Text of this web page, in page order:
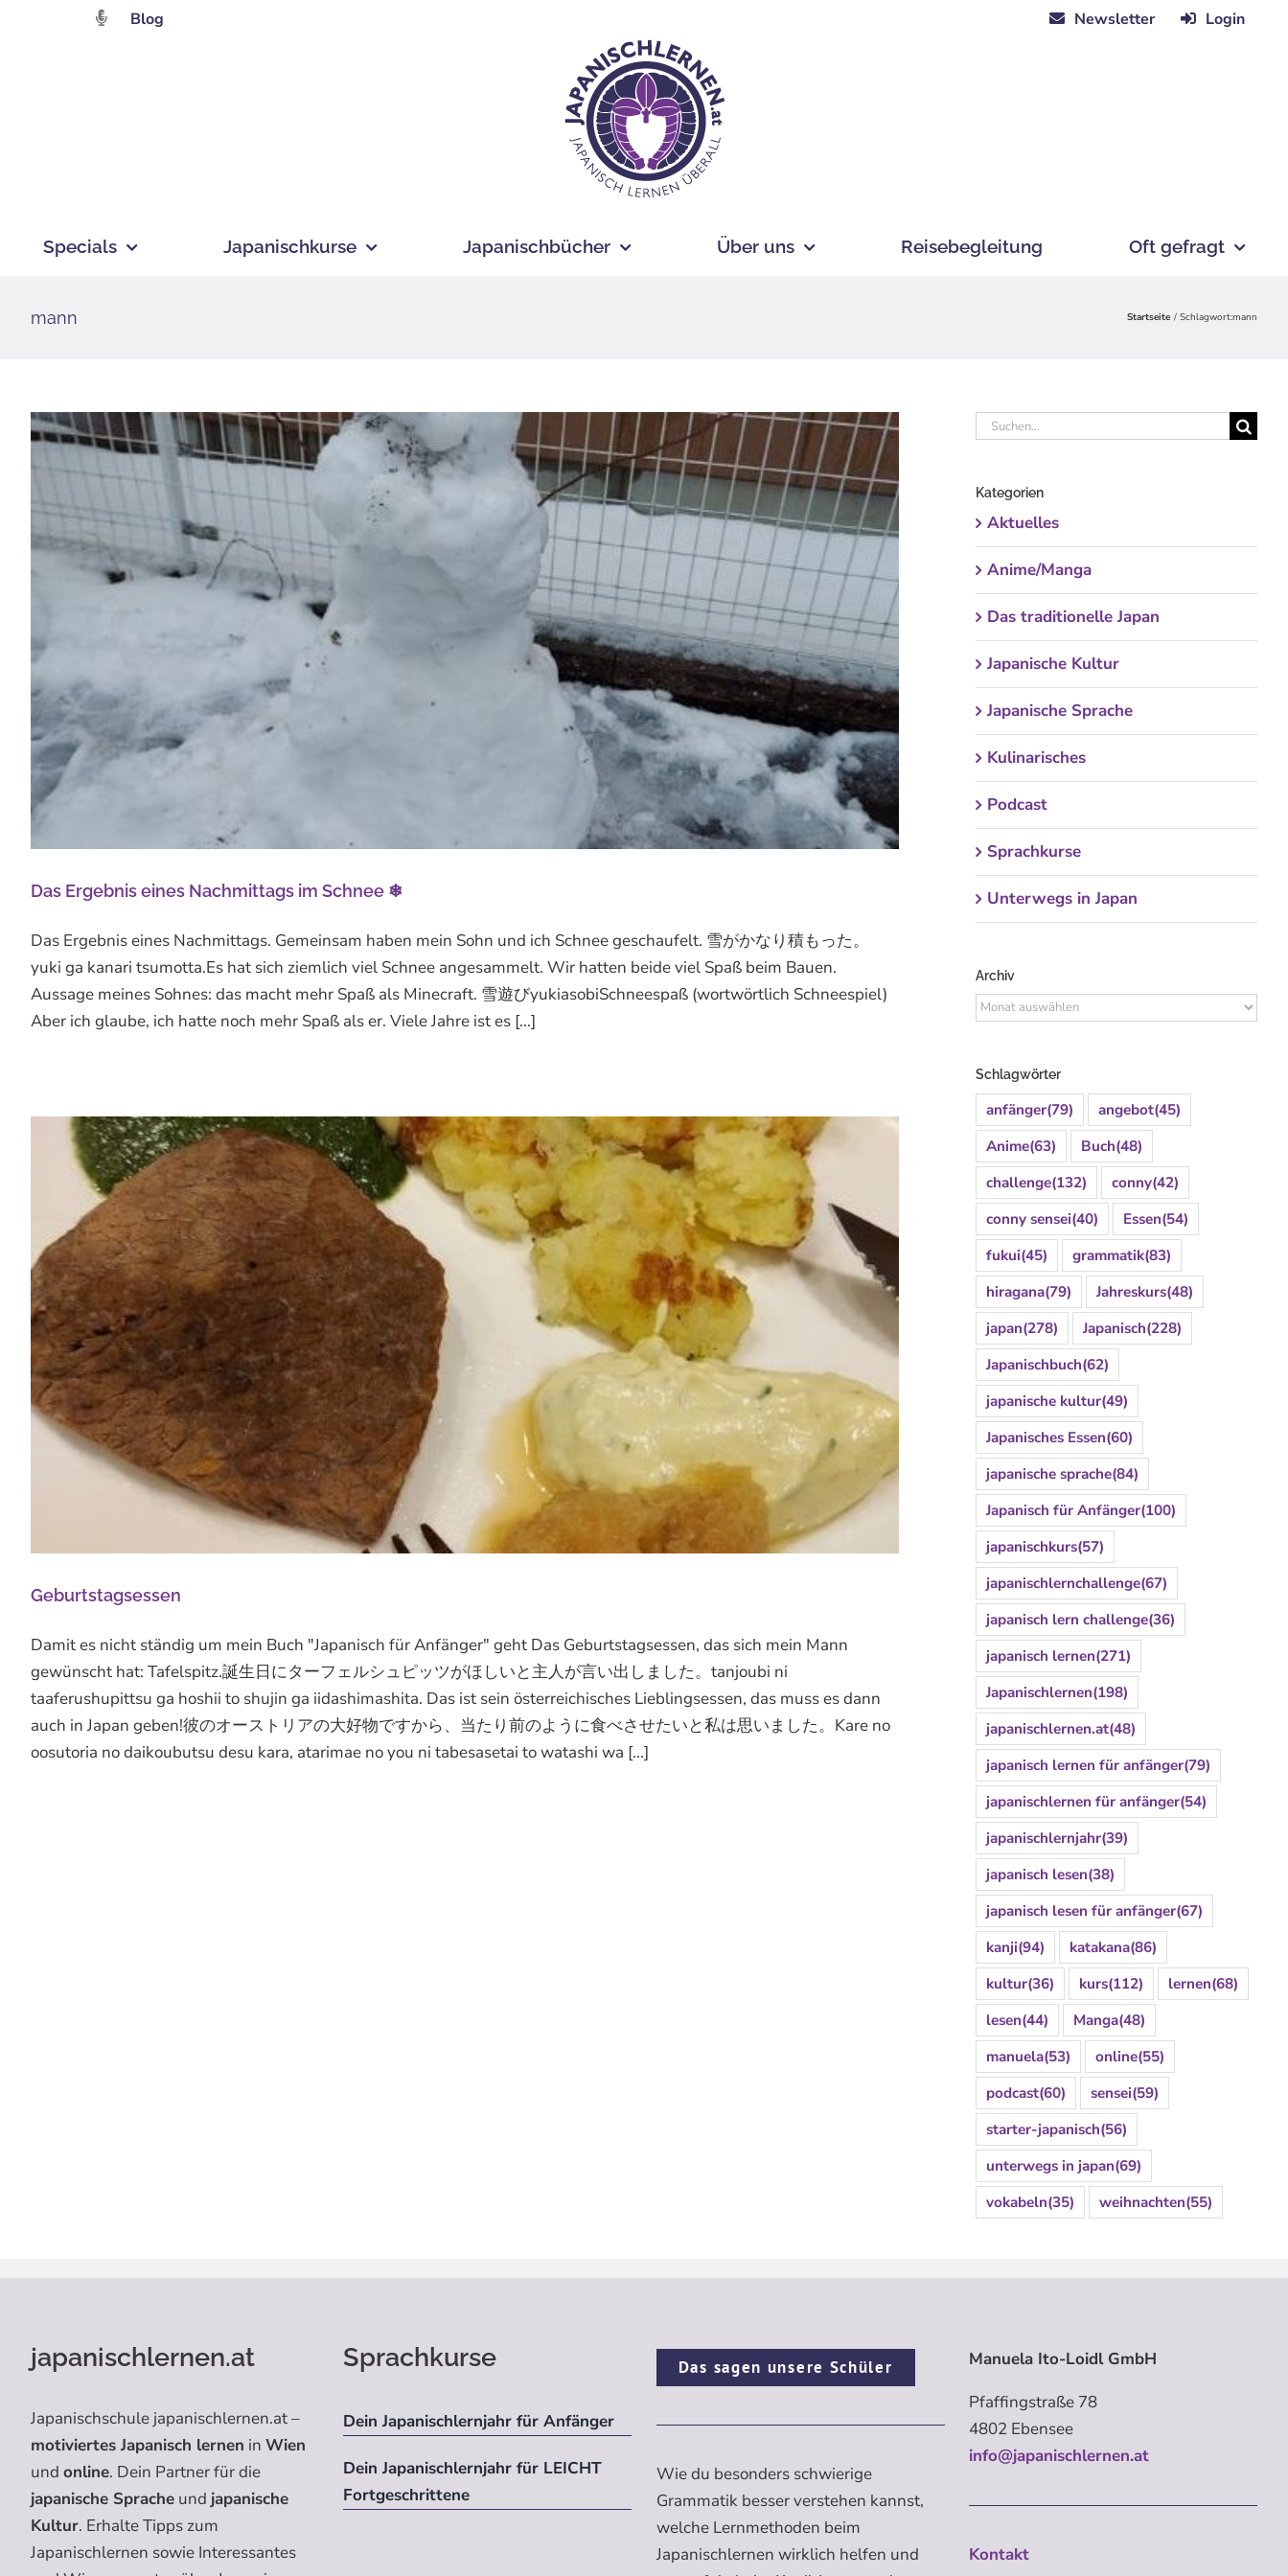
Blog Newsletter Login
Specials Japanischkurse Japanischbücher Über uns Reisebegleitung Oft gefragt
mann Startseite Schlagwort:mann
Das Ergebnis eines Nachmittags im Schnee ❄
Das Ergebnis eines Nachmittags. Gemeinsam haben mein Sohn und ich Schnee geschaufelt. 雪がかなり積もった。
yuki ga kanari tsumotta.Es hat sich ziemlich viel Schnee angesammelt. Wir hatten beide viel Spaß beim Bauen.
Aussage meines Sohnes: das macht mehr Spaß als Minecraft. 雪遊びyukiasobiSchneespaß (wortwörtlich Schneespiel)
Aber ich glaube, ich hatte noch mehr Spaß als er. Viele Jahre ist es [...]
Geburtstagsessen
Damit es nicht ständig um mein Buch "Japanisch für Anfänger" geht Das Geburtstagsessen, das sich mein Mann
gewünscht hat: Tafelspitz.誕生日にターフェルシュピッツがほしいと主人が言い出しました。tanjoubi ni
taaferushupittsu ga hoshii to shujin ga iidashimashita. Das ist sein österreichisches Lieblingsessen, das muss es dann
auch in Japan geben!彼のオーストリアの大好物ですから、当たり前のように食べさせたいと私は思いました。Kare no
oosutoria no daikoubutsu desu kara, atarimae no you ni tabesasetai to watashi wa [...]
Suche
Kategorien
Aktuelles
Anime/Manga
Das traditionelle Japan
Japanische Kultur
Japanische Sprache
Kulinarisches
Podcast
Sprachkurse
Unterwegs in Japan
Archiv
Archiv
Schlagwörter
anfänger(79) angebot(45)
Anime(63) Buch(48)
challenge(132) conny(42)
conny sensei(40) Essen(54)
fukui(45) grammatik(83)
hiragana(79) Jahreskurs(48)
japan(278) Japanisch(228)
Japanischbuch(62)
japanische kultur(49)
Japanisches Essen(60)
japanische sprache(84)
Japanisch für Anfänger(100)
japanischkurs(57)
japanischlernchallenge(67)
japanisch lern challenge(36)
japanisch lernen(271)
Japanischlernen(198)
japanischlernen.at(48)
japanisch lernen für anfänger(79)
japanischlernen für anfänger(54)
japanischlernjahr(39)
japanisch lesen(38)
japanisch lesen für anfänger(67)
kanji(94) katakana(86)
kultur(36) kurs(112) lernen(68)
lesen(44) Manga(48)
manuela(53) online(55)
podcast(60) sensei(59)
starter-japanisch(56)
unterwegs in japan(69)
vokabeln(35) weihnachten(55)
japanischlernen.at
Japanischschule japanischlernen.at –
motiviertes Japanisch lernen in Wien
und online. Dein Partner für die
japanische Spracheund japanische
Kultur. Erhalte Tipps zum
Japanischlernen sowie Interessantes
Sprachkurse
Dein Japanischlernjahr für Anfänger
Dein Japanischlernjahr für LEICHT
Fortgeschrittene
Das sagen unsere Schüler
Wie du besonders schwierige
Grammatik besser verstehen kannst,
welche Lernmethoden beim
Japanischlernen wirklich helfen und
Manuela Ito-Loidl GmbH
Pfaffingstraße 78
4802 Ebensee
info@japanischlernen.at
Kontakt